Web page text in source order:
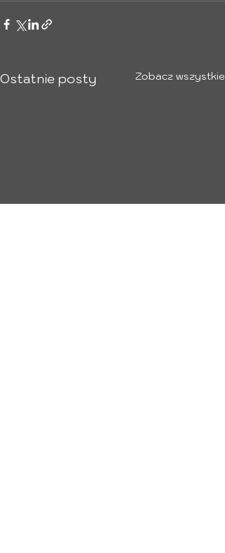
Ostatnie posty Zobacz wszystkie